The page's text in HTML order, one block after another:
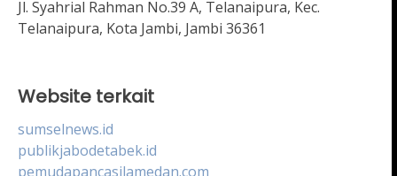
Jl. Syahrial Rahman No.39 A, Telanaipura, Kec.
Telanaipura, Kota Jambi, Jambi 36361
Website terkait
sumselnews.id
publikjabodetabek.id
pemudapancasilamedan.com